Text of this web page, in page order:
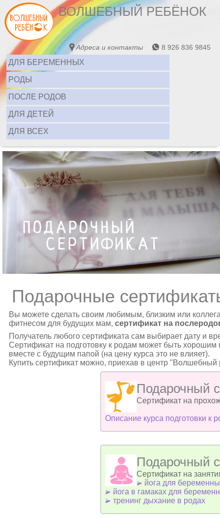
ВОЛШЕБНЫЙ РЕБЁНОК
Адреса и контакты 8 926 836 9845
ДЛЯ БЕРЕМЕННЫХ
РОДЫ
ПОСЛЕ РОДОВ
ДЛЯ ДЕТЕЙ
ДЛЯ ВСЕХ
Подарочные
Вы можете сделать своим любимым, близким или
фитнесом для будущих мам,сертификат на
Получатель любого сертификата сам выбирает дату и
Сертификат на подготовку к родам может быть
вместе с будущим папой (на цену курса это не влияет).
Купить сертификат можно, приехав в центр "Волшебный
Подарочный
Сертификат на
Описание курса подготовки к
Подарочный
Сертификат на
йога для
йога в гамаках для
тренинг дыхание в родах